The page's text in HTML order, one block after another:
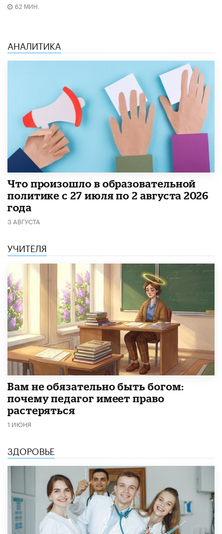
62 МИН.
АНАЛИТИКА
​Что произошло в образовательной
политике с 27 июля по 2 августа 2026
года
3 АВГУСТА
УЧИТЕЛЯ
​Вам не обязательно быть богом:
почему педагог имеет право
растеряться
1 ИЮНЯ
ЗДОРОВЬЕ